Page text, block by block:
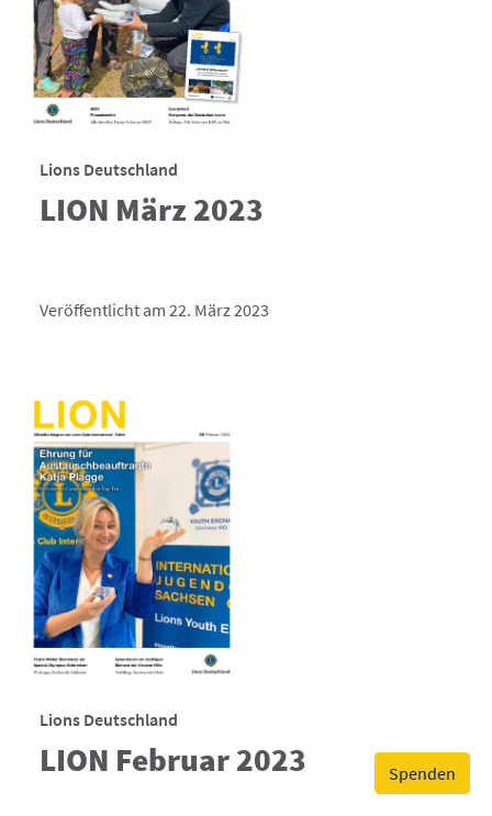
Spenden
Lions Deutschland
LION März 2023
Veröffentlicht am 22. März 2023
Lions Deutschland
LION Februar 2023